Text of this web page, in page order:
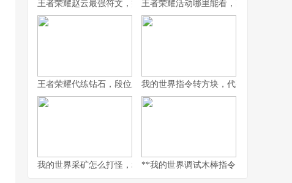
王者荣耀赵云最强符文，疾风雷霆的战场艺术，副标题，龙胆枪心
王者荣耀活动哪里能看，副标题为资深
王者荣耀代练钻石，段位跃迁背后的江湖与思考
我的世界指令转方块，代码与创造的边
我的世界采矿怎么打怪，地下生存与战斗的艺术
**我的世界调试木棒指令，探索与创造